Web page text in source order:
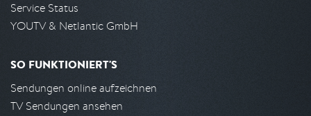
Service Status
YOUTV & Netlantic GmbH
SO FUNKTIONIERT'S
Sendungen online aufzeichnen
TV Sendungen ansehen